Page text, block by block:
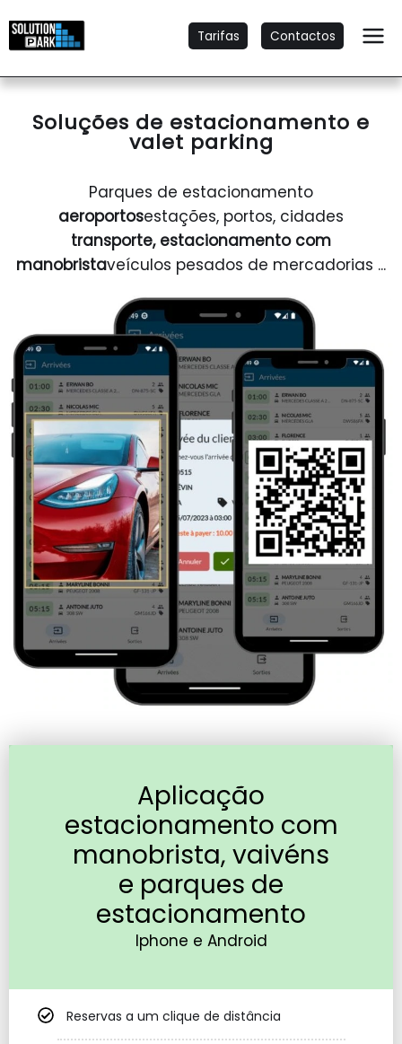
Tarifas Contactos
Soluções de estacionamento e
valet parking
Parques de estacionamento
aeroportosestações, portos, cidades
transporte, estacionamento com
manobristaveículos pesados de mercadorias ...
Aplicação
estacionamento com
manobrista, vaivéns
e parques de
estacionamento
Iphone e Android
Reservas a um clique de distância